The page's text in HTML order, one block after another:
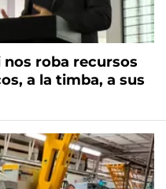
roba recursos
a la timba, a sus